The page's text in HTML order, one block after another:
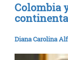
Colombia
Diana Carolina